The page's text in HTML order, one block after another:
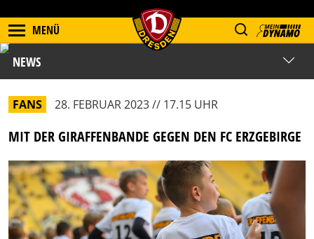
MENÜ
NEWS
FANS 28. FEBRUAR 2023 // 17.15 UHR
MIT DER GIRAFFENBANDE GEGEN DEN FC ERZGEBIRGE